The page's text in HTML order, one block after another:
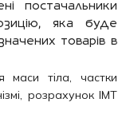
постачальники
яка буде
товарів в
маси тіла, частки
розрахунок ІМТ